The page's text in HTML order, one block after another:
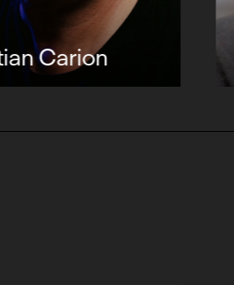
Carion